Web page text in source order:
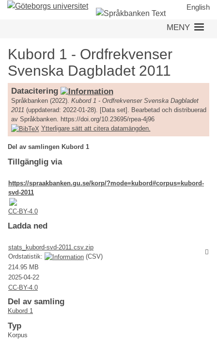
Hoppa
English
MENY
Kubord 1 - Ordfrekvenser
Svenska Dagbladet 2011
Datacitering
Språkbanken (2022). Kubord 1 - Ordfrekvenser Svenska Dagbladet
2011 (uppdaterad: 2022-01-28). [Data set]. Bearbetad och distribuerad
av Språkbanken. https://doi.org/10.23695/rpea-4j96
Ytterligare sätt att citera datamängden.
Del av samlingen Kubord 1
Tillgänglig via
https://spraakbanken.gu.se/korp/?mode=kubord#corpus=kubord-
svd-2011
CC-BY-4.0
Ladda ned
stats_kubord-svd-2011.csv.zip
Ordstatistik:
(CSV)
214.95 MB
2025-04-22
CC-BY-4.0
Del av samling
Kubord 1
Typ
Korpus